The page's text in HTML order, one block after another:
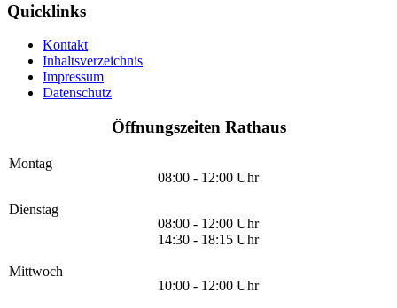
Quicklinks
Kontakt
Inhaltsverzeichnis
Impressum
Datenschutz
Öffnungszeiten Rathaus
Montag
08:00 - 12:00 Uhr
Dienstag
08:00 - 12:00 Uhr
14:30 - 18:15 Uhr
Mittwoch
10:00 - 12:00 Uhr